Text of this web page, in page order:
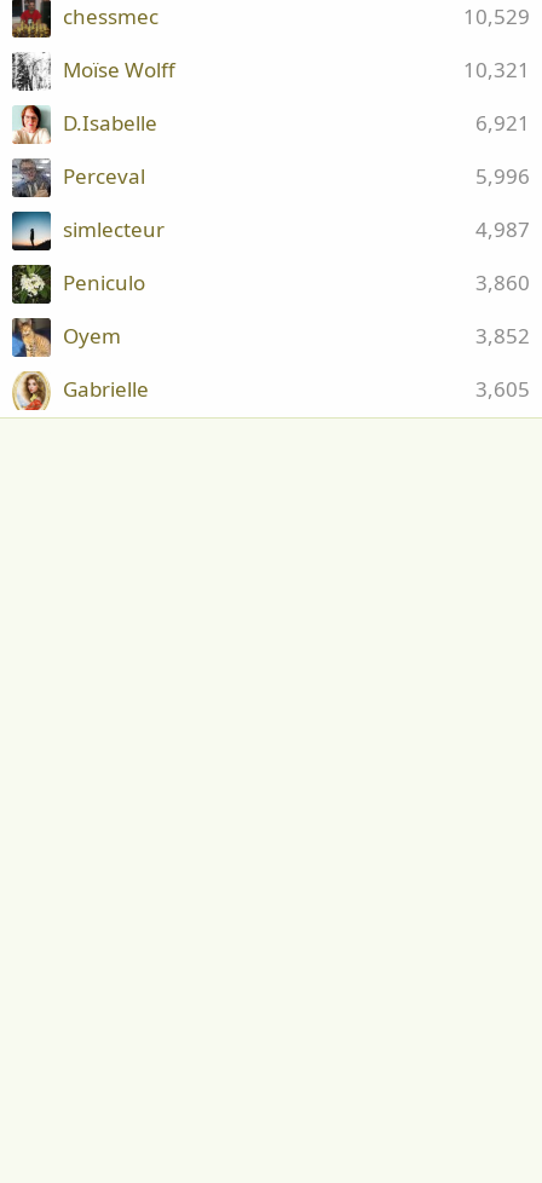
10,529
chessmec
10,321
Moïse Wolff
6,921
D.Isabelle
5,996
Perceval
4,987
simlecteur
3,860
Peniculo
3,852
Oyem
3,605
Gabrielle